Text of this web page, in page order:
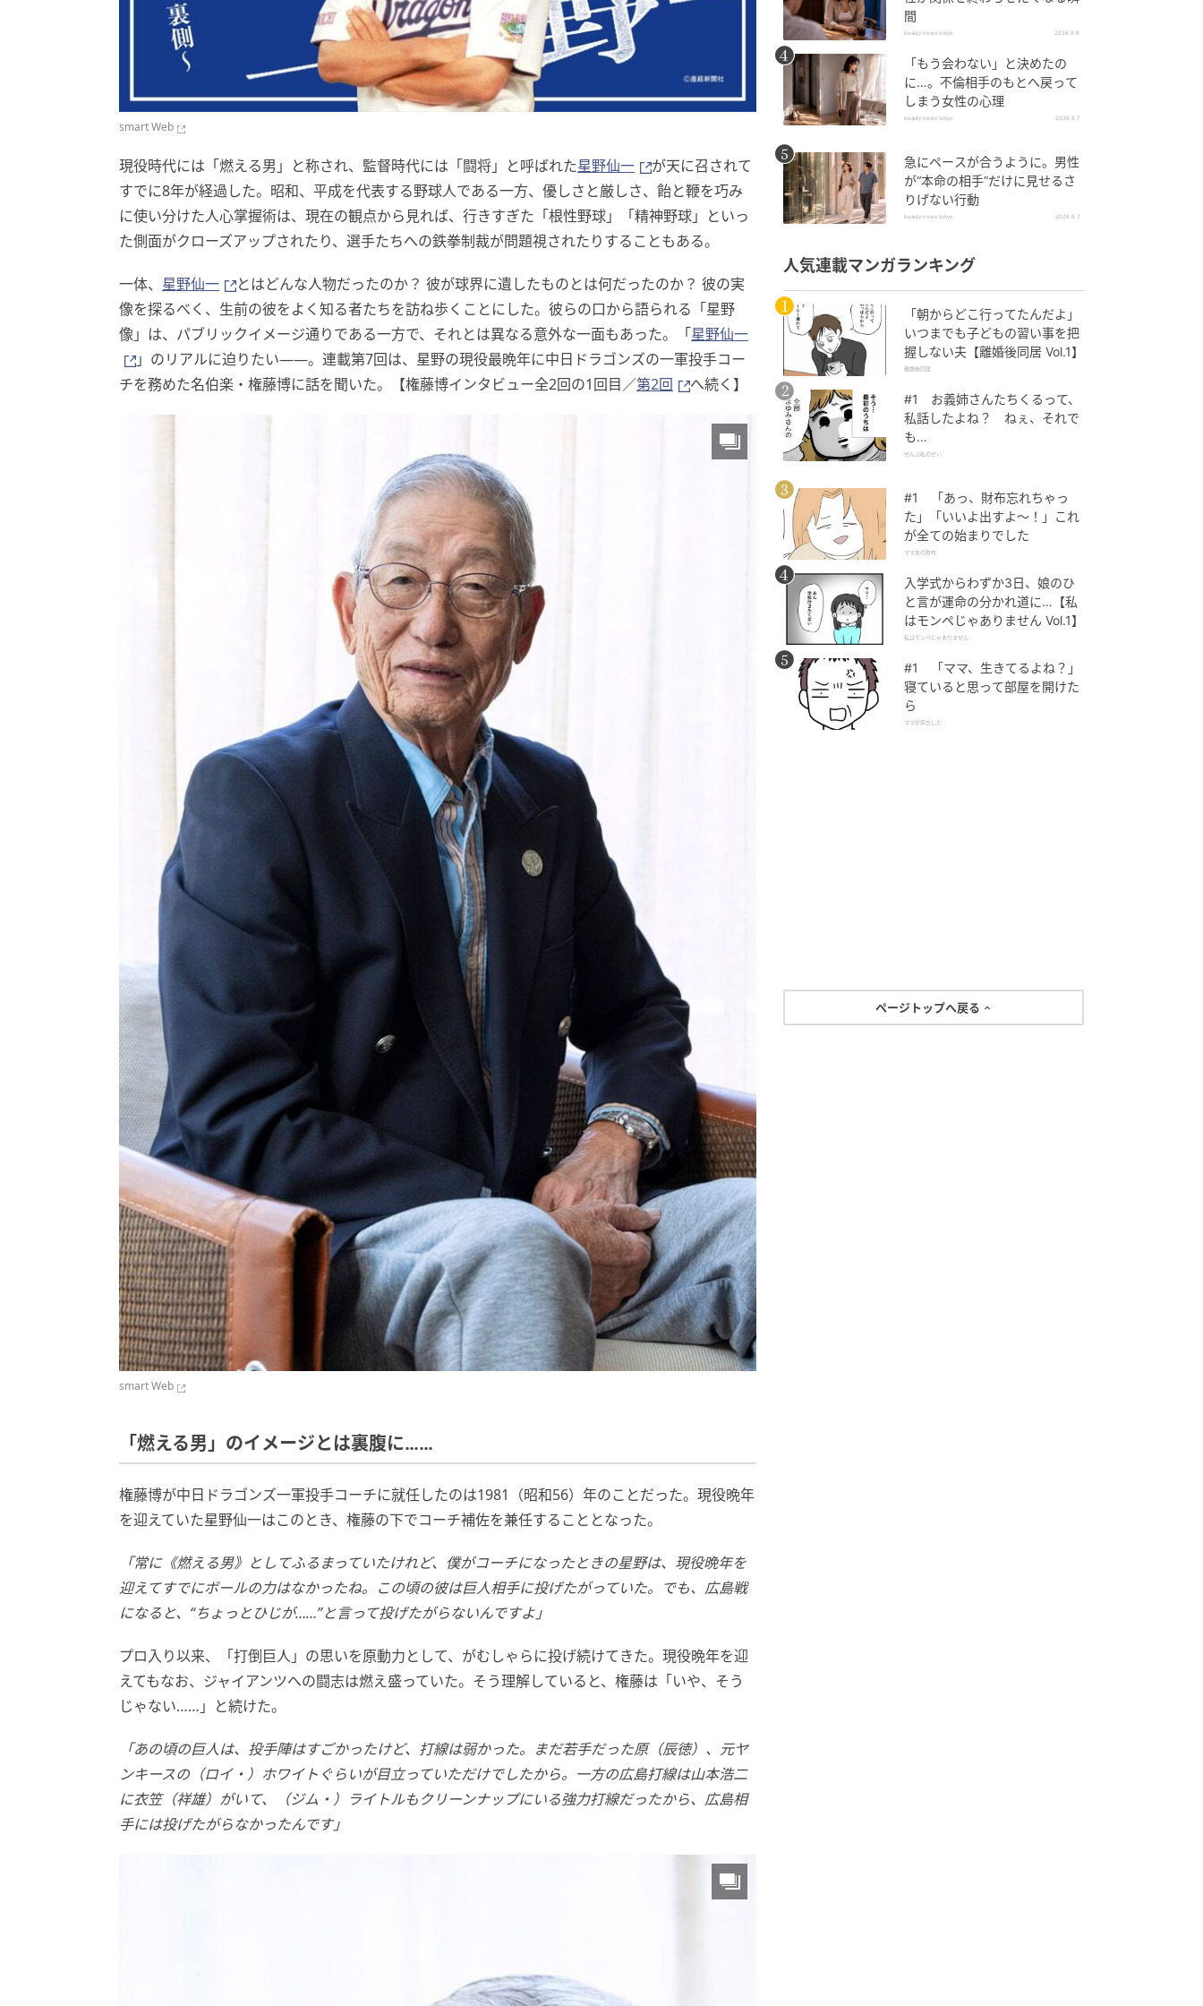
smart Web
現役時代には「燃える男」と称され、監督時代には「闘将」と呼ばれた星野仙一
が天に召されて
すでに8年が経過した。昭和、平成を代表する野球人である一方、優しさと厳しさ、飴と鞭を巧み
に使い分けた人心掌握術は、現在の観点から見れば、行きすぎた「根性野球」「精神野球」といっ
た側面がクローズアップされたり、選手たちへの鉄拳制裁が問題視されたりすることもある。
一体、 星野仙一
とはどんな人物だったのか？ 彼が球界に遺したものとは何だったのか？ 彼の実
像を探るべく、生前の彼をよく知る者たちを訪ね歩くことにした。彼らの口から語られる「星野
像」は、パブリックイメージ通りである一方で、それとは異なる意外な一面もあった。「星野仙一
」のリアルに迫りたい——。連載第7回は、星野の現役最晩年に中日ドラゴンズの一軍投手コー
チを務めた名伯楽・権藤博に話を聞いた。【権藤博インタビュー全2回の1回目／第2回 へ続く】
smart Web
「燃える男」のイメージとは裏腹に……
権藤博が中日ドラゴンズ一軍投手コーチに就任したのは1981（昭和56）年のことだった。現役晩年
を迎えていた星野仙一はこのとき、権藤の下でコーチ補佐を兼任することとなった。
「常に《燃える男》としてふるまっていたけれど、僕がコーチになったときの星野は、現役晩年を
迎えてすでにボールの力はなかったね。この頃の彼は巨人相手に投げたがっていた。でも、広島戦
になると、“ちょっとひじが……”と言って投げたがらないんですよ」
プロ入り以来、「打倒巨人」の思いを原動力として、がむしゃらに投げ続けてきた。現役晩年を迎
えてもなお、ジャイアンツへの闘志は燃え盛っていた。そう理解していると、権藤は「いや、そう
じゃない……」と続けた。
「あの頃の巨人は、投手陣はすごかったけど、打線は弱かった。まだ若手だった原（辰徳）、元ヤ
ンキースの（ロイ・）ホワイトぐらいが目立っていただけでしたから。一方の広島打線は山本浩二
に衣笠（祥雄）がいて、（ジム・）ライトルもクリーンナップにいる強力打線だったから、広島相
手には投げたがらなかったんです」
間
beauty news tokyo 2026.8.6
「もう会わない」と決めたの
に…。不倫相手のもとへ戻って
しまう女性の心理
beauty news tokyo 2026.8.7
急にペースが合うように。男性
が“本命の相手”だけに見せるさ
りげない行動
beauty news tokyo 2026.8.7
人気連載マンガランキング
「朝からどこ行ってたんだよ」
いつまでも子どもの習い事を把
握しない夫【離婚後同居 Vol.1】
離婚後同居
#1 お義姉さんたちくるって、
私話したよね？ ねぇ、それで
も…
ぜんぶ私のせい
#1 「あっ、財布忘れちゃっ
た」「いいよ出すよ〜！」これ
が全ての始まりでした
ママ友の財布
入学式からわずか3日、娘のひ
と言が運命の分かれ道に…【私
はモンペじゃありません Vol.1】
私はモンペじゃありません
#1 「ママ、生きてるよね？」
寝ていると思って部屋を開けた
ら
ママが家出した
ページトップへ戻る